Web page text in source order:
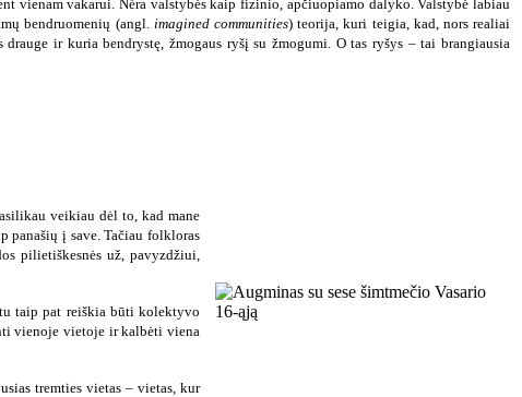
vienam vakarui. Nėra valstybės kaip fizinio, apčiuopiamo dalyko. Valstybė labiau
bendruomenių (angl. imagined communities) teorija, kuri teigia, kad, nors realiai
ir kuria bendrystę, žmogaus ryšį su žmogumi. O tas ryšys – tai brangiausia
veikiau dėl to, kad mane
panašių į save. Tačiau folkloras
pilietiškesnės už, pavyzdžiui,
taip pat reiškia būti kolektyvo
vienoje vietoje ir kalbėti viena
tremties vietas – vietas, kur